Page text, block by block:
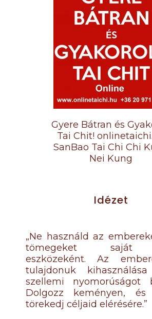
Gyere Bátran és
Tai Chit!
SanBao Tai Chi Chi
Nei Kung
Idézet
„Ne használd az
tömegeket saját
eszközeként. Az
tulajdonuk
szellemi nyomorúságot
Dolgozz keményen, és
törekedj céljaid elérésére.”